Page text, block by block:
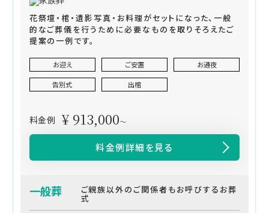
花祭壇・棺・遺影写真・お料理がセットになった、一般
的なご葬儀を行うために必要なものを取りそろえたご
提案の一例です。
お迎え ご安置 お通夜
告別式 出棺
料金例 ¥ 913,000～
料金例詳細を見る
一般葬 ご親族以外のご関係者もお呼びするお葬
式